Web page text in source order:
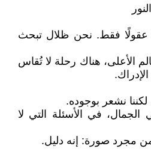
عقولًا فقط. نحن ظلال تبحث
الأعلى، هناك رحلة لا تُقاس
نشعر بوجوده.
في الأسئلة التي لا
مجرد صورة: إنه دليل.